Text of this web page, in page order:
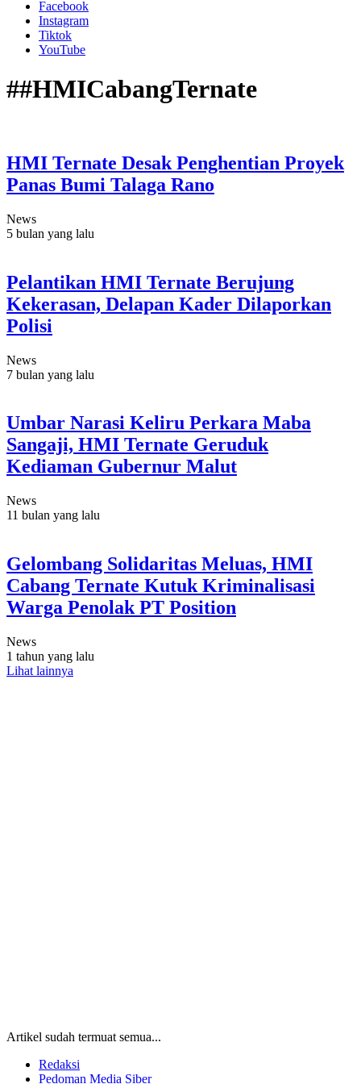
Facebook
Instagram
Tiktok
YouTube
##HMICabangTernate
HMI Ternate Desak Penghentian Proyek
Panas Bumi Talaga Rano
News
5 bulan yang lalu
Pelantikan HMI Ternate Berujung
Kekerasan, Delapan Kader Dilaporkan
Polisi
News
7 bulan yang lalu
Umbar Narasi Keliru Perkara Maba
Sangaji, HMI Ternate Geruduk
Kediaman Gubernur Malut
News
11 bulan yang lalu
Gelombang Solidaritas Meluas, HMI
Cabang Ternate Kutuk Kriminalisasi
Warga Penolak PT Position
News
1 tahun yang lalu
Lihat lainnya
Artikel sudah termuat semua...
Redaksi
Pedoman Media Siber